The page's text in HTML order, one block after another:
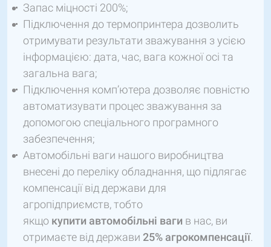
Запас міцності 200%;
Підключення до термопринтера дозволить
отримувати результати зважування з усією
інформацією: дата, час, вага кожної осі та
загальна вага;
Підключення комп’ютера дозволяє повністю
автоматизувати процес зважування за
допомогою спеціального програмного
забезпечення;
Автомобільні ваги нашого виробництва
внесені до переліку обладнання, що підлягає
компенсації від держави для
агропідприємств, тобто
якщо купити автомобільні ваги в нас, ви
отримаєте від держави 25% агрокомпенсації.